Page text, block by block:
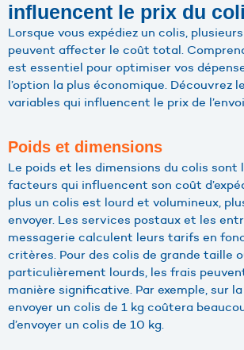
influencent le prix du
Lorsque vous expédiez un colis,
peuvent affecter le coût total.
est essentiel pour optimiser vos
l’option la plus économique. Découvrez
variables qui influencent le prix de
Poids et dimensions
Le poids et les dimensions du colis sont
facteurs qui influencent son coût
plus un colis est lourd et volumineux,
envoyer. Les services postaux et les
messagerie calculent leurs tarifs en
critères. Pour des colis de grande taille
particulièrement lourds, les frais
manière significative. Par exemple, sur
envoyer un colis de 1 kg coûtera
d’envoyer un colis de 10 kg.